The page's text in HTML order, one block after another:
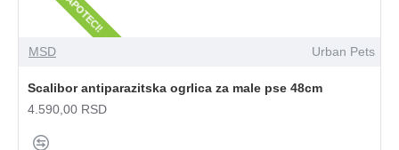
MSD Urban Pets
Scalibor antiparazitska ogrlica za male pse 48cm
4.590,00 RSD